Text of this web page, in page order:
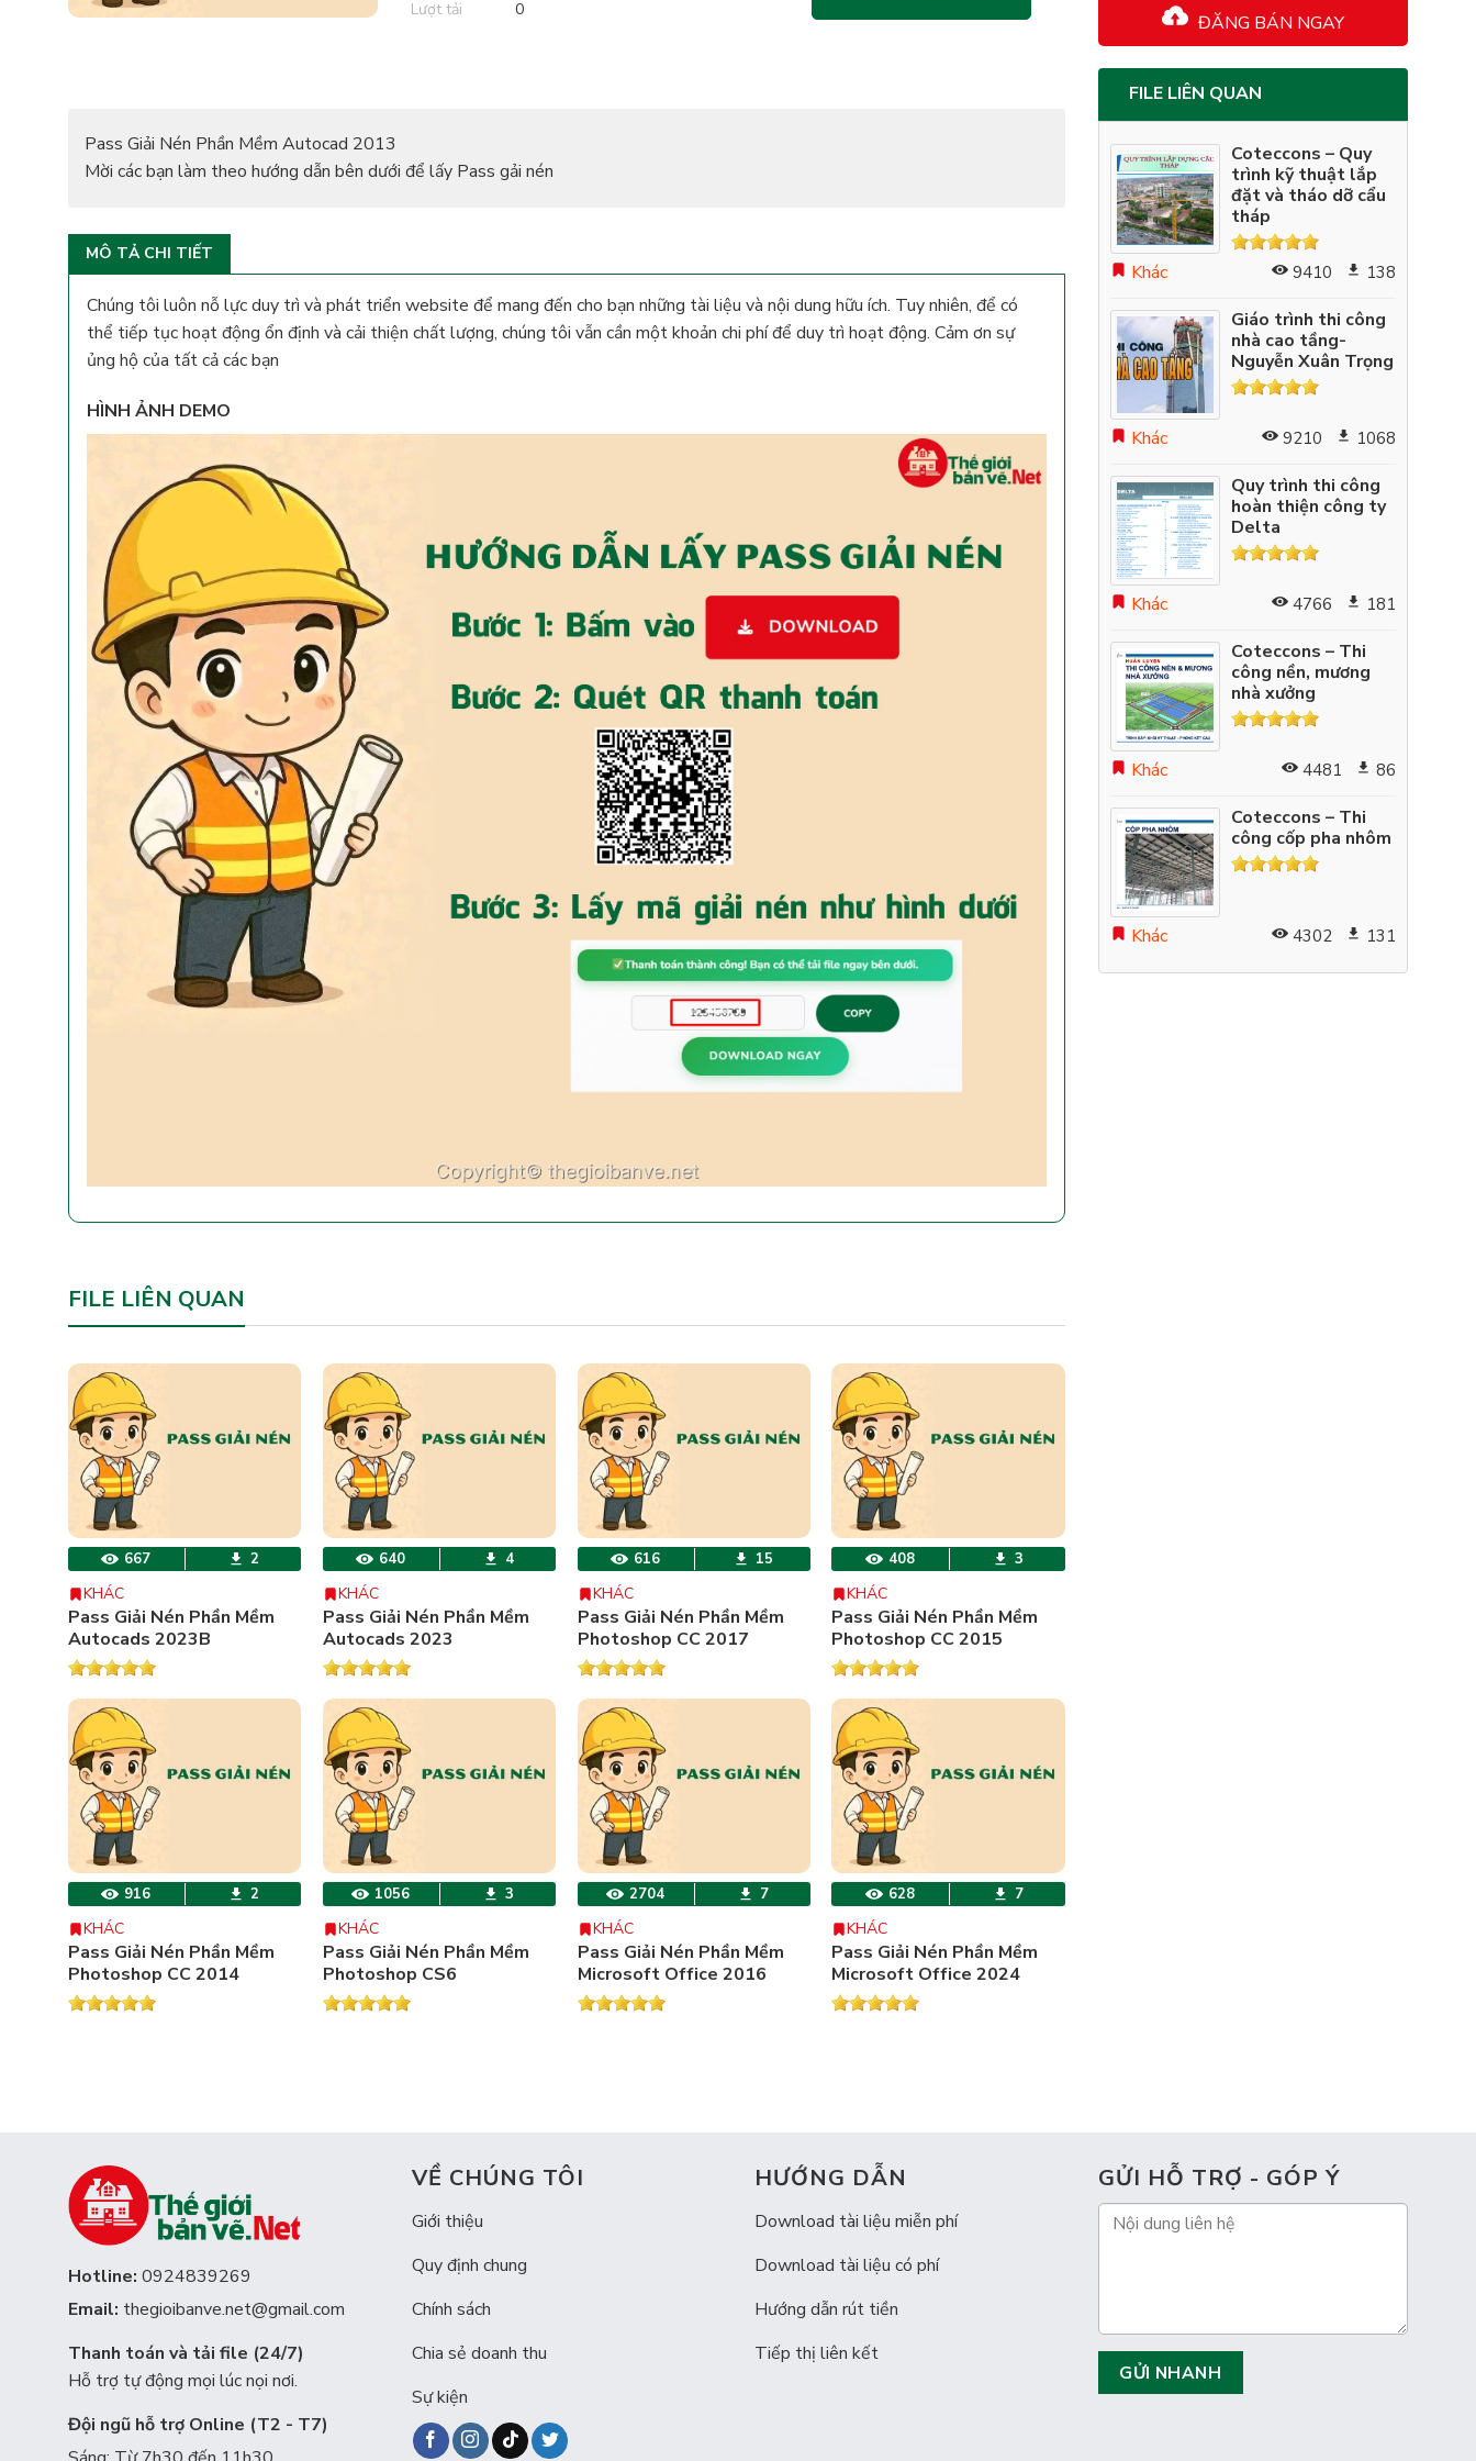
Lượt tải
0
Pass Giải Nén Phần Mềm Autocad 2013
Mời các bạn làm theo hướng dẫn bên dưới để lấy Pass gải nén
MÔ TẢ CHI TIẾT
Chúng tôi luôn nỗ lực duy trì và phát triển website để mang đến cho bạn những tài liệu và nội dung hữu ích. Tuy nhiên, để có
thể tiếp tục hoạt động ổn định và cải thiện chất lượng, chúng tôi vẫn cần một khoản chi phí để duy trì hoạt động. Cảm ơn sự
ủng hộ của tất cả các bạn
HÌNH ẢNH DEMO
FILE LIÊN QUAN
667 2
KHÁC
Pass Giải Nén Phần Mềm
Autocads 2023B
640 4
KHÁC
Pass Giải Nén Phần Mềm
Autocads 2023
616 15
KHÁC
Pass Giải Nén Phần Mềm
Photoshop CC 2017
408 3
KHÁC
Pass Giải Nén Phần Mềm
Photoshop CC 2015
916 2
KHÁC
Pass Giải Nén Phần Mềm
Photoshop CC 2014
1056 3
KHÁC
Pass Giải Nén Phần Mềm
Photoshop CS6
2704 7
KHÁC
Pass Giải Nén Phần Mềm
Microsoft Office 2016
628 7
KHÁC
Pass Giải Nén Phần Mềm
Microsoft Office 2024
ĐĂNG BÁN NGAY
FILE LIÊN QUAN
Coteccons – Quy
trình kỹ thuật lắp
đặt và tháo dỡ cẩu
tháp
Khác 9410 138
Giáo trình thi công
nhà cao tầng-
Nguyễn Xuân Trọng
Khác 9210 1068
Quy trình thi công
hoàn thiện công ty
Delta
Khác 4766 181
Coteccons – Thi
công nền, mương
nhà xưởng
Khác 4481 86
Coteccons – Thi
công cốp pha nhôm
Khác 4302 131
Hotline: 0924839269
Email: thegioibanve.net@gmail.com
Thanh toán và tải file (24/7)
Hỗ trợ tự động mọi lúc nọi nơi.
Đội ngũ hỗ trợ Online (T2 - T7)
VỀ CHÚNG TÔI
Giới thiệu
Quy định chung
Chính sách
Chia sẻ doanh thu
Sự kiện
HƯỚNG DẪN
Download tài liệu miễn phí
Download tài liệu có phí
Hướng dẫn rút tiền
Tiếp thị liên kết
GỬI HỖ TRỢ - GÓP Ý